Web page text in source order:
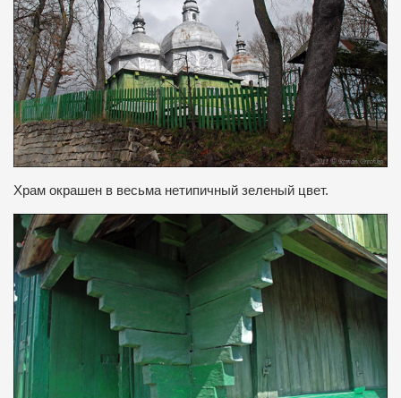
Храм окрашен в весьма нетипичный зеленый цвет.